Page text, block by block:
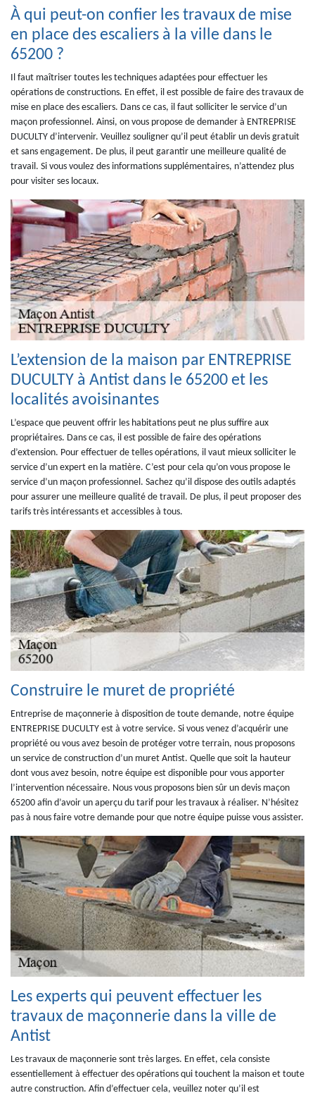
À qui peut-on confier les travaux de mise
en place des escaliers à la ville dans le
65200 ?
Il faut maîtriser toutes les techniques adaptées pour effectuer les
opérations de constructions. En effet, il est possible de faire des travaux de
mise en place des escaliers. Dans ce cas, il faut solliciter le service d’un
maçon professionnel. Ainsi, on vous propose de demander à ENTREPRISE
DUCULTY d’intervenir. Veuillez souligner qu’il peut établir un devis gratuit
et sans engagement. De plus, il peut garantir une meilleure qualité de
travail. Si vous voulez des informations supplémentaires, n’attendez plus
pour visiter ses locaux.
L’extension de la maison par ENTREPRISE
DUCULTY à Antist dans le 65200 et les
localités avoisinantes
L’espace que peuvent offrir les habitations peut ne plus suffire aux
propriétaires. Dans ce cas, il est possible de faire des opérations
d’extension. Pour effectuer de telles opérations, il vaut mieux solliciter le
service d’un expert en la matière. C’est pour cela qu’on vous propose le
service d’un maçon professionnel. Sachez qu’il dispose des outils adaptés
pour assurer une meilleure qualité de travail. De plus, il peut proposer des
tarifs très intéressants et accessibles à tous.
Construire le muret de propriété
Entreprise de maçonnerie à disposition de toute demande, notre équipe
ENTREPRISE DUCULTY est à votre service. Si vous venez d’acquérir une
propriété ou vous avez besoin de protéger votre terrain, nous proposons
un service de construction d’un muret Antist. Quelle que soit la hauteur
dont vous avez besoin, notre équipe est disponible pour vous apporter
l’intervention nécessaire. Nous vous proposons bien sûr un devis maçon
65200 afin d’avoir un aperçu du tarif pour les travaux à réaliser. N’hésitez
pas à nous faire votre demande pour que notre équipe puisse vous assister.
Les experts qui peuvent effectuer les
travaux de maçonnerie dans la ville de
Antist
Les travaux de maçonnerie sont très larges. En effet, cela consiste
essentiellement à effectuer des opérations qui touchent la maison et toute
autre construction. Afin d’effectuer cela, veuillez noter qu’il est